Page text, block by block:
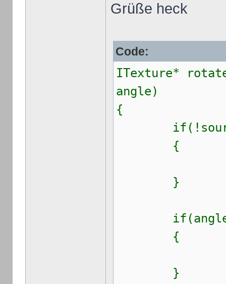
Grüße heck
Code:
ITexture*
angle)
{
{
}
if(angle
{
}